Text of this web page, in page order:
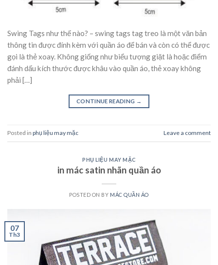
Swing Tags như thế nào? – swing tags tag treo là một văn bản
thông tin được đính kèm với quần áo để bán và còn có thể được
gọi là thẻ xoay. Không giống như biểu tượng giặt là hoặc điểm
đánh dấu kích thước được khâu vào quần áo, thẻ xoay không
phải […]
CONTINUE READING →
Posted in phụ liệu may mặc Leave a comment
PHỤ LIỆU MAY MẶC
in mác satin nhãn quần áo
POSTED ON BY MÁC QUẦN ÁO
07
Th3